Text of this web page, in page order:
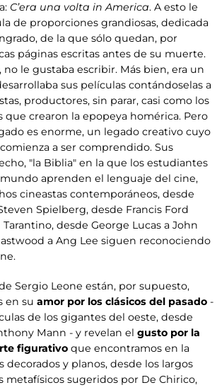
C’era una volta in America. A esto le
de proporciones grandiosas, dedicada
de la que sólo quedan, por
páginas escritas antes de su muerte.
no le gustaba escribir. Más bien, era un
sus películas contándoselas a
productores, sin parar, casi como los
crearon la epopeya homérica. Pero
es enorme, un legado creativo cuyo
a ser comprendido. Sus
"la Biblia" en la que los estudiantes
aprenden el lenguaje del cine,
cineastas contemporáneos, desde
Spielberg, desde Francis Ford
desde George Lucas a John
a Ang Lee siguen reconociendo
Sergio Leone están, por supuesto,
en su amor por los clásicos del pasado -
de los gigantes del oeste, desde
Mann - y revelan el gusto por la
figurativo que encontramos en la
decorados y planos, desde los largos
metafísicos sugeridos por De Chirico,